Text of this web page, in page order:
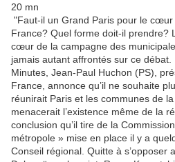
20 mn
"Faut-il un Grand Paris pour le cœur
France? Quel forme doit-il prendre?
cœur de la campagne des
jamais autant affrontés sur ce
Minutes, Jean-Paul Huchon (PS),
France, annonce qu’il ne souhaite
réunirait Paris et les communes de
menacerait l’existence même de la
conclusion qu’il tire de la
métropole » mise en place il y a
Conseil régional. Quitte à s’opposer